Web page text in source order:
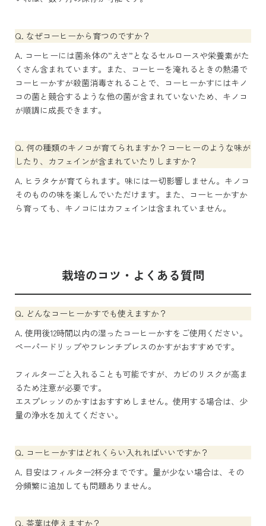
Q. なぜコーヒーから育つのですか？
A. コーヒーには菌糸体の”えさ”となるセルロースや栄養素がた
くさん含まれています。また、コーヒーを淹れるときの熱湯で
コーヒーかすが殺菌消毒されることで、コーヒーかすにはキノ
コの菌と競合するような他の菌が含まれていないため、キノコ
が順調に成長できます。
Q. 何の種類のキノコが育てられますか？コーヒーのような味が
したり、カフェインが含まれていたりしますか？
A. ヒラタケが育てられます。味には一切影響しません。キノコ
そのものの味を楽しんでいただけます。また、コーヒーかすか
ら育っても、キノコにはカフェインは含まれていません。
栽培のコツ・よくある質問
Q. どんなコーヒーかすでも使えますか？
A. 使用後12時間以内の湿ったコーヒーかすをご使用ください。
ペーパードリップやフレンチプレスのかすがおすすめです。
フィルターごと入れることも可能ですが、カビのリスクが高ま
るため注意が必要です。
エスプレッソのかすはおすすめしません。使用する場合は、少
量の浄水を加えてください。
Q. コーヒーかすはどれくらい入れればいいですか？
A. 目安はフィルター2杯分までです。量が少ない場合は、その
分頻繁に追加しても問題ありません。
Q. 茶葉は使えますか？